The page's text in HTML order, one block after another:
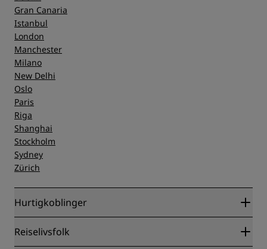
Gran Canaria
Istanbul
London
Manchester
Milano
New Delhi
Oslo
Paris
Riga
Shanghai
Stockholm
Sydney
Zürich
Hurtigkoblinger
Radisson Rewards
Reiselivsfolk